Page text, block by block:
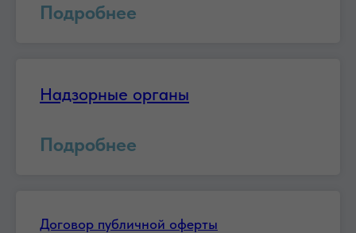
Подробнее
Надзорные органы
Подробнее
Договор публичной оферты